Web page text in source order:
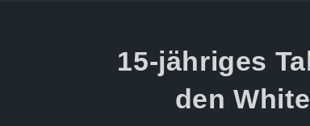
15-jähriges
den